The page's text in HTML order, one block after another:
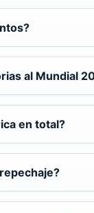
al Mundial
en total?